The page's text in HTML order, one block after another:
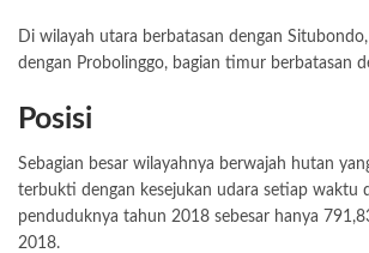
Di wilayah utara berbatasan dengan
dengan Probolinggo, bagian timur berbatasan
Posisi
Sebagian besar wilayahnya berwajah hutan
terbukti dengan kesejukan udara setiap waktu
penduduknya tahun 2018 sebesar hanya
2018.